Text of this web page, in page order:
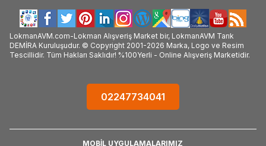
LokmanAVM.com-Lokman Alışveriş Market bir, LokmanAVM Tarık
DEMİRA Kuruluşudur. © Copyright 2001-2026 Marka, Logo ve Resim
Tescillidir. Tüm Hakları Saklıdır! %100Yerli - Online Alışveriş Marketidir.
02247734041
MOBİL UYGULAMALARIMIZ